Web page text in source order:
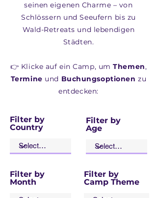
seinen eigenen Charme – von
Schlössern und Seeufern bis zu
Wald-Retreats und lebendigen
Städten.
👉 Klicke auf ein Camp, umThemen,
Termine und Buchungsoptionen zu
entdecken:
Filter by
Country
Filter by
Age
Filter by
Month
Filter by
Camp Theme